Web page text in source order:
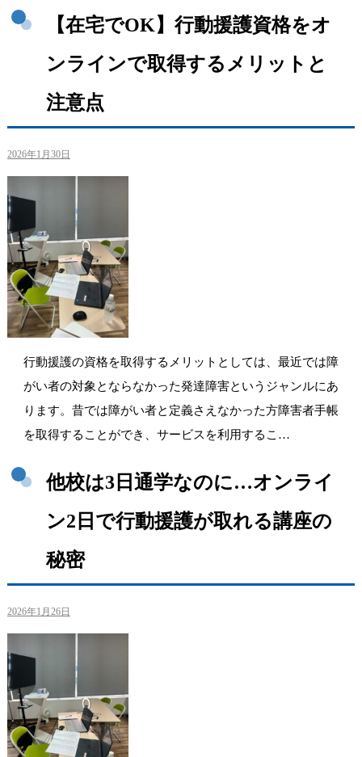
【在宅でOK】行動援護資格をオ
ンラインで取得するメリットと
注意点
2026年1月30日
行動援護の資格を取得するメリットとしては、最近では障
がい者の対象とならなかった発達障害というジャンルにあ
ります。昔では障がい者と定義さえなかった方障害者手帳
を取得することができ、サービスを利用するこ…
他校は3日通学なのに…オンライ
ン2日で行動援護が取れる講座の
秘密
2026年1月26日